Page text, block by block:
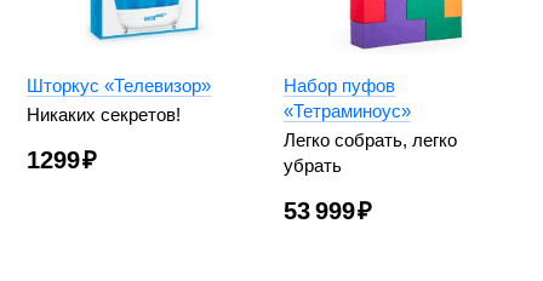
Шторкус «Телевизор»
Никаких секретов!
1299₽
Набор пуфов
«Тетраминоус»
Легко собрать, легко
убрать
53 999₽